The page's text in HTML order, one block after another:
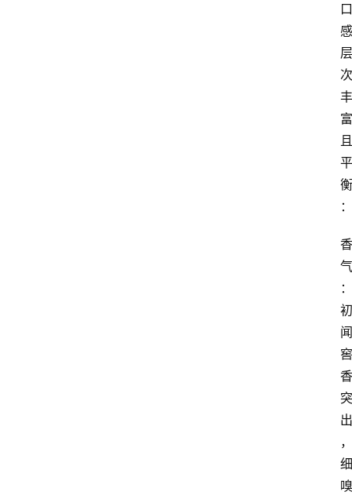
口
感
层
次
丰
富
且
平
衡
：
香
气
：
初
闻
窖
香
突
出
，
细
嗅